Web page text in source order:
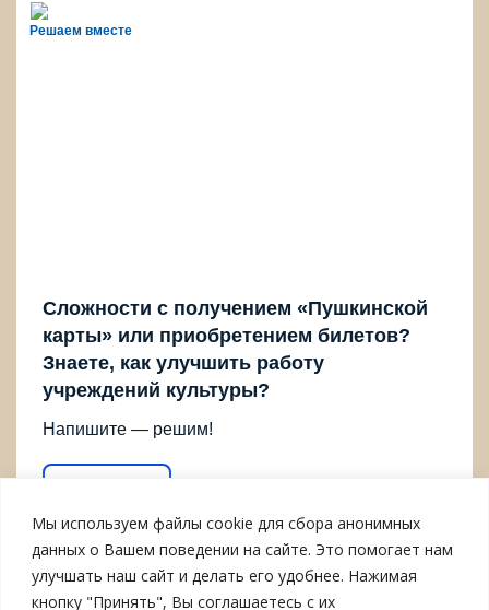
Мы используем файлы cookie для сбора анонимных
данных о Вашем поведении на сайте. Это помогает нам
улучшать наш сайт и делать его удобнее. Нажимая
кнопку "Принять", Вы соглашаетесь с их
Решаем вместе
Сложности с получением «Пушкинской
карты» или приобретением билетов?
Знаете, как улучшить работу
учреждений культуры?
Напишите — решим!